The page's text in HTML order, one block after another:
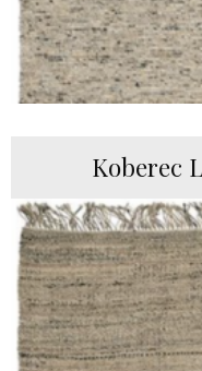
Koberec